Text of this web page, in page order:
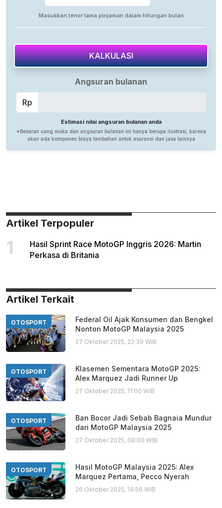
Artikel Terpopuler
1
Hasil Sprint Race MotoGP Inggris 2026: Martin
Perkasa di Britania
Artikel Terkait
OTOSPORT
Federal Oil Ajak Konsumen dan Bengkel
Nonton MotoGP Malaysia 2025
27 Oktober 2025, 22:39 WIB
OTOSPORT
Klasemen Sementara MotoGP 2025:
Alex Marquez Jadi Runner Up
27 Oktober 2025, 11:00 WIB
OTOSPORT
Ban Bocor Jadi Sebab Bagnaia Mundur
dari MotoGP Malaysia 2025
27 Oktober 2025, 08:00 WIB
OTOSPORT
Hasil MotoGP Malaysia 2025: Alex
Marquez Pertama, Pecco Nyerah
26 Oktober 2025, 14:56 WIB